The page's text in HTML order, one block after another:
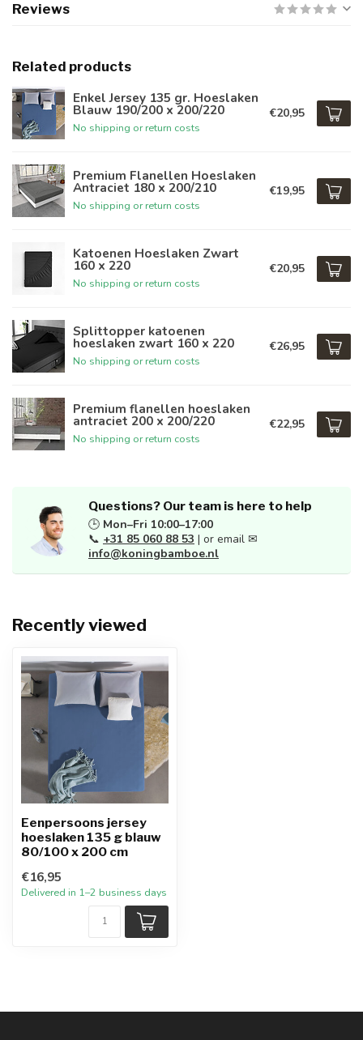
Reviews
Related products
Enkel Jersey 135 gr. Hoeslaken
Blauw 190/200 x 200/220
No shipping or return costs
€20,95
Premium Flanellen Hoeslaken
Antraciet 180 x 200/210
No shipping or return costs
€19,95
Katoenen Hoeslaken Zwart
160 x 220
No shipping or return costs
€20,95
Splittopper katoenen
hoeslaken zwart 160 x 220
No shipping or return costs
€26,95
Premium flanellen hoeslaken
antraciet 200 x 200/220
No shipping or return costs
€22,95
Questions? Our team is here to help
🕒 Mon–Fri 10:00–17:00
📞 +31 85 060 88 53 | or email ✉
info@koningbamboe.nl
Recently viewed
Eenpersoons jersey
hoeslaken 135 g blauw
80/100 x 200 cm
€16,95
Delivered in 1–2 business days